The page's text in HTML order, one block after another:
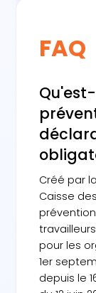
FAQ
Créé par
Caisse
pour les
1er
depuis le